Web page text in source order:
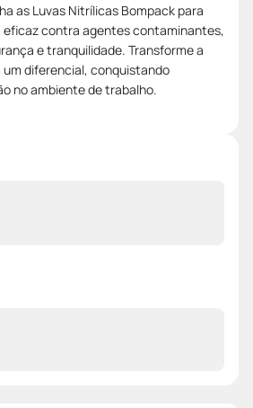
as Luvas Nitrílicas Bompack para
contra agentes contaminantes,
e tranquilidade. Transforme a
um diferencial, conquistando
no ambiente de trabalho.